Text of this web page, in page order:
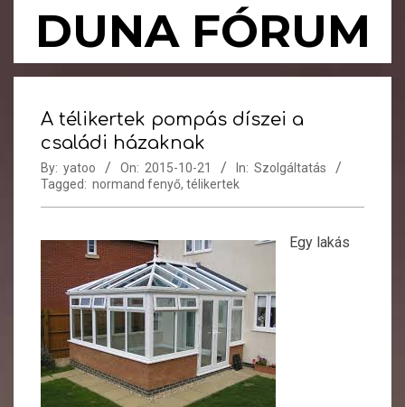
DUNA FÓRUM
Primary
MenuA télikertek pompás díszei a
családi házaknak
By: yatoo On: 2015-10-21 In: Szolgáltatás
Tagged: normand fenyő, télikertek
Egy lakás